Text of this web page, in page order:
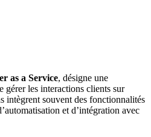
as a Service, désigne une
gérer les interactions clients sur
intègrent souvent des fonctionnalités
et d’intégration avec